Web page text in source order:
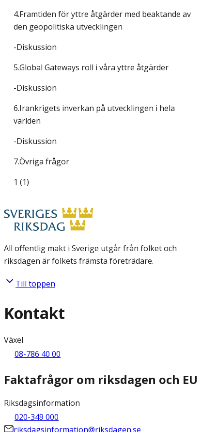
4.Framtiden för yttre åtgärder med beaktande av
den geopolitiska utvecklingen
-Diskussion
5.Global Gateways roll i våra yttre åtgärder
-Diskussion
6.Irankrigets inverkan på utvecklingen i hela
världen
-Diskussion
7.Övriga frågor
1 (1)
All offentlig makt i Sverige utgår från folket och
riksdagen är folkets främsta företrädare.
Till toppen
Kontakt
Växel
08-786 40 00
Faktafrågor om riksdagen och EU
Riksdagsinformation
020-349 000
riksdagsinformation@riksdagen.se